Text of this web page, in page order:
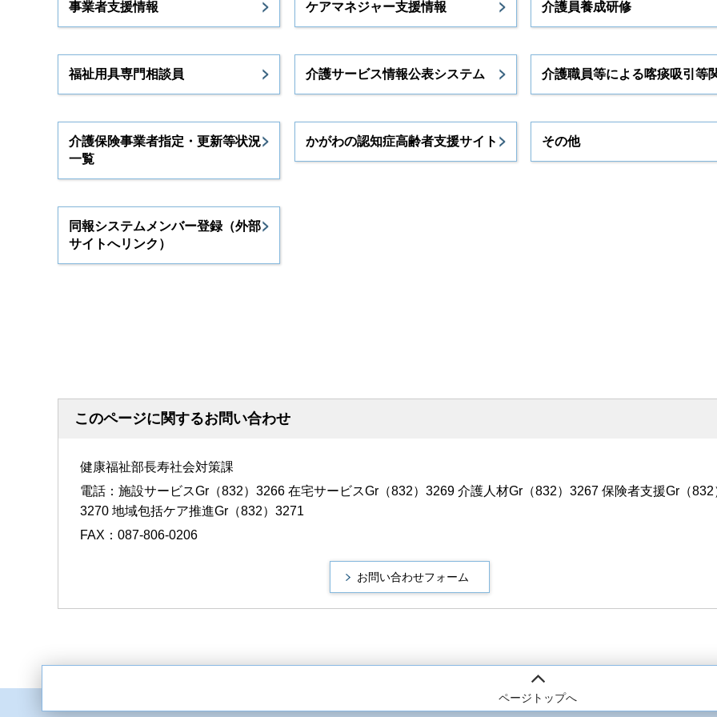
事業者支援情報
福祉用具専門相談員
介護保険事業者指定・更新等状況
一覧
同報システムメンバー登録（外部
サイトへリンク）
ケアマネジャー支援情報
介護サービス情報公表システム
かがわの認知症高齢者支援サイト
介護員養成研修
介護職員等による喀痰吸引等
その他
このページに関するお問い合わせ
健康福祉部長寿社会対策課
電話：施設サービスGr（832）3266 在宅サービスGr（832）3269 介護人材Gr（832）3267 保険者支援Gr（832
3270 地域包括ケア推進Gr（832）3271
FAX：087-806-0206
ページトップへ